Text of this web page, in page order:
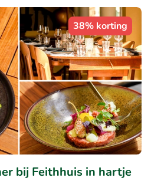
38% korting
bij Feithhuis in hartje